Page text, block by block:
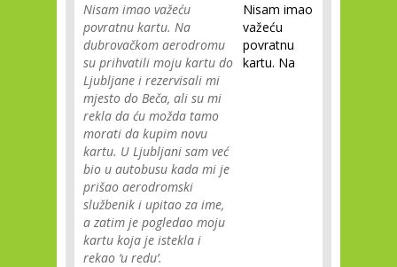
Nisam imao važeću
povratnu kartu. Na
dubrovačkom aerodromu
su prihvatili moju kartu do
Ljubljane i rezervisali mi
mjesto do Beča, ali su mi
rekla da ću možda tamo
morati da kupim novu
kartu. U Ljubljani sam već
bio u autobusu kada mi je
prišao aerodromski
službenik i upitao za ime,
a zatim je pogledao moju
kartu koja je istekla i
rekao ‘u redu’.
Nisam imao
važeću
povratnu
kartu. Na